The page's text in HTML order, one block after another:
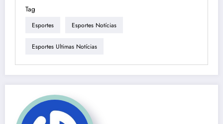
Tag
Esportes Esportes Notícias
Esportes Ultimas Notícias